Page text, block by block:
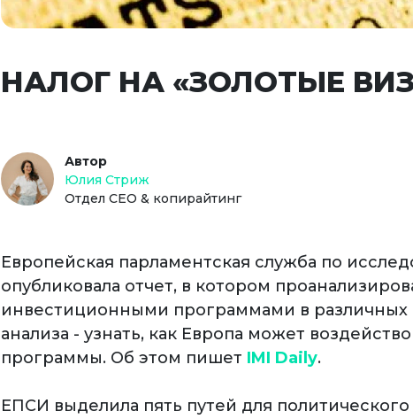
НАЛОГ НА «ЗОЛОТЫЕ
Автор
Юлия Стриж
Отдел СЕО & копирайтинг
Европейская парламентская служба по
опубликовала отчет, в котором
инвестиционными программами в различных
анализа - узнать, как Европа может
программы. Об этом пишет IMI Daily.
ЕПСИ выделила пять путей для